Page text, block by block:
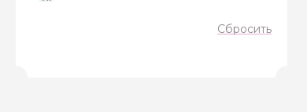
Сбросить